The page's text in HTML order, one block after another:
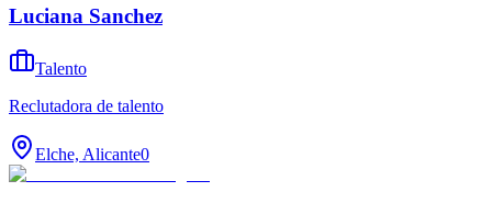
Luciana Sanchez
Talento
Reclutadora de talento
Elche, Alicante0